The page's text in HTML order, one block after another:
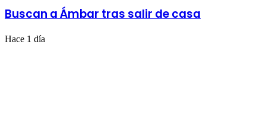
Buscan a Ámbar tras salir de casa
Hace 1 día